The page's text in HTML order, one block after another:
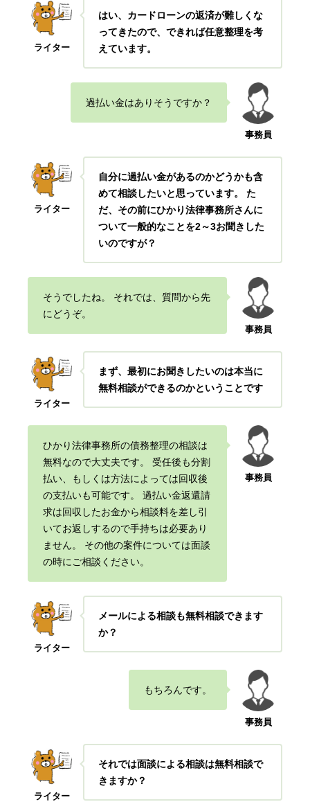
ライター
はい、カードローンの返済が難しくな
ってきたので、できれば任意整理を考
えています。
事務員
過払い金はありそうですか？
ライター
自分に過払い金があるのかどうかも含
めて相談したいと思っています。 た
だ、その前にひかり法律事務所さんに
ついて一般的なことを2～3お聞きした
いのですが？
事務員
そうでしたね。 それでは、質問から先
にどうぞ。
ライター
まず、最初にお聞きしたいのは本当に
無料相談ができるのかということです
事務員
ひかり法律事務所の債務整理の相談は
無料なので大丈夫です。 受任後も分割
払い、もしくは方法によっては回収後
の支払いも可能です。 過払い金返還請
求は回収したお金から相談料を差し引
いてお返しするので手持ちは必要あり
ません。 その他の案件については面談
の時にご相談ください。
ライター
メールによる相談も無料相談できます
か？
事務員
もちろんです。
ライター
それでは面談による相談は無料相談で
きますか？